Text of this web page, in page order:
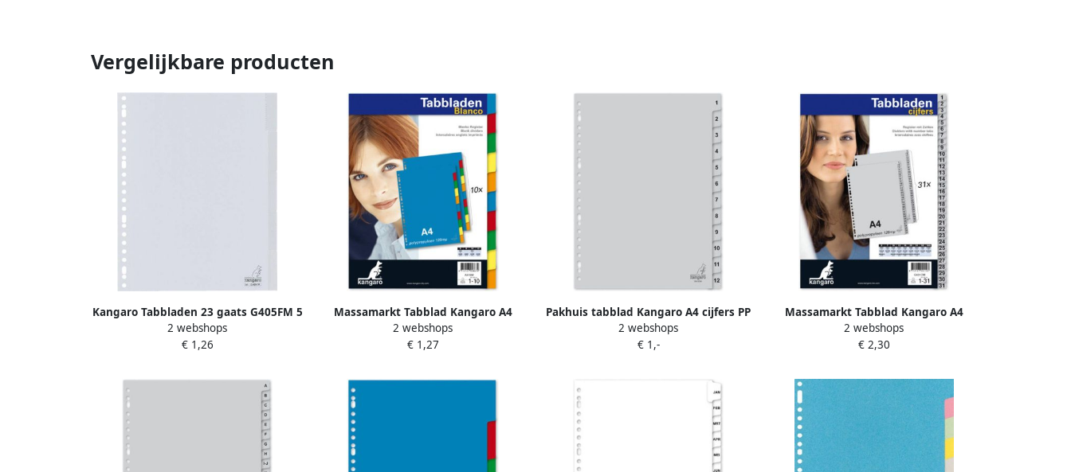
Vergelijkbare producten
Kangaro Tabbladen 23 gaats G405FM 5
delig+venster grijs PP
2 webshops
€ 1,26
Massamarkt Tabblad Kangaro A4
blanco PP 120mµ assorti 23-gaats 10-
delig
2 webshops
€ 1,27
Pakhuis tabblad Kangaro A4 cijfers PP
120mµ grijs 23-gaats 12-delig
2 webshops
€ 1,-
Massamarkt Tabblad Kangaro A4
cijfers PP 120mµ grijs 23-gaats 31-delig
2 webshops
€ 2,30